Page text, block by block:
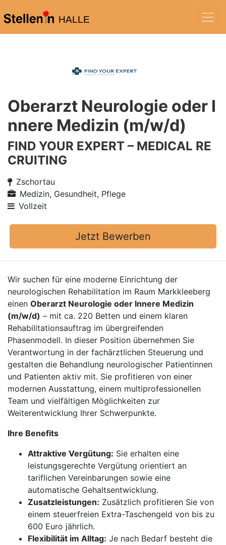
HALLE
Oberarzt Neurologie oder I
nnere Medizin (m/w/d)
FIND YOUR EXPERT – MEDICAL RE
CRUITING
Zschortau
Medizin, Gesundheit, Pflege
Vollzeit
Jetzt Bewerben
Wir suchen für eine moderne Einrichtung der
neurologischen Rehabilitation im Raum Markkleeberg
einen Oberarzt Neurologie oder Innere Medizin
(m/w/d) – mit ca. 220 Betten und einem klaren
Rehabilitationsauftrag im übergreifenden
Phasenmodell. In dieser Position übernehmen Sie
Verantwortung in der fachärztlichen Steuerung und
gestalten die Behandlung neurologischer Patientinnen
und Patienten aktiv mit. Sie profitieren von einer
modernen Ausstattung, einem multiprofessionellen
Team und vielfältigen Möglichkeiten zur
Weiterentwicklung Ihrer Schwerpunkte.
Ihre Benefits
Attraktive Vergütung: Sie erhalten eine
leistungsgerechte Vergütung orientiert an
tariflichen Vereinbarungen sowie eine
automatische Gehaltsentwicklung.
Zusatzleistungen: Zusätzlich profitieren Sie von
einem steuerfreien Extra-Taschengeld von bis zu
600 Euro jährlich.
Flexibilität im Alltag: Je nach Bedarf besteht die